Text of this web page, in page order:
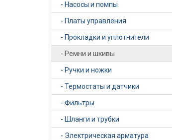
- Насосы и помпы
- Платы управления
- Прокладки и уплотнители
- Ремни и шкивы
- Ручки и ножки
- Термостаты и датчики
- Фильтры
- Шланги и трубки
- Электрическая арматура